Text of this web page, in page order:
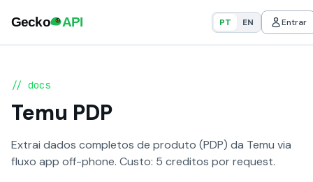
PT EN Entrar
// docs
Temu PDP
Extrai dados completos de produto (PDP) da Temu via
fluxo app off-phone. Custo: 5 creditos por request.